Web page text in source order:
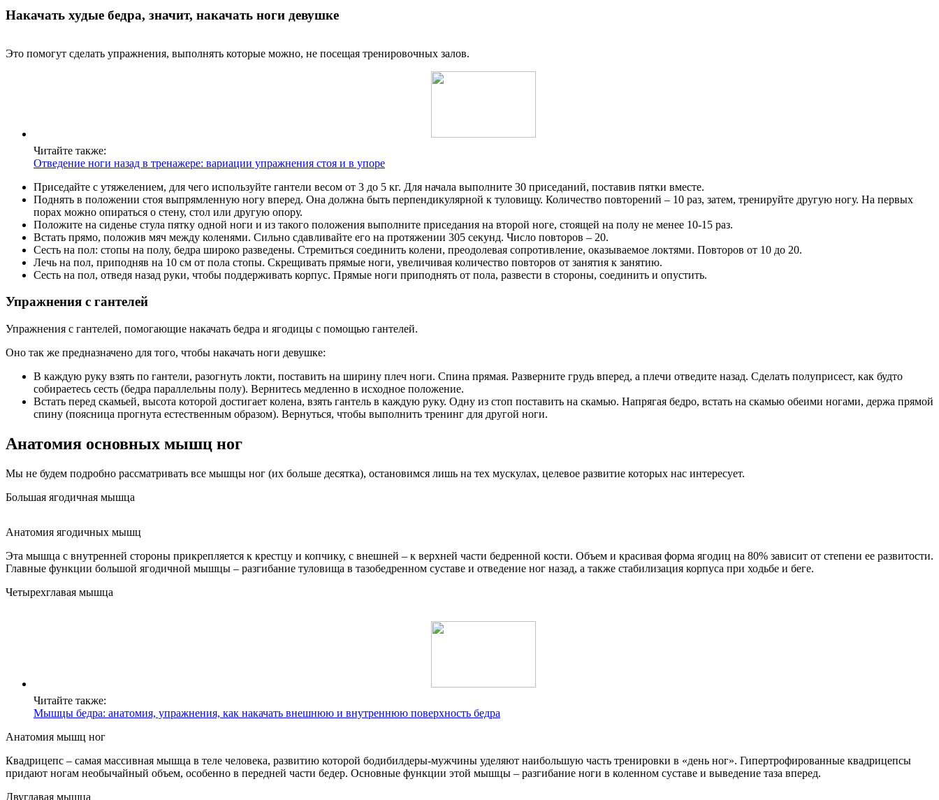
Накачать худые бедра, значит, накачать ноги девушке
Это помогут сделать упражнения, выполнять которые можно, не посещая тренировочных залов.
Читайте также:
Отведение ноги назад в тренажере: вариации упражнения стоя и в упоре
Приседайте с утяжелением, для чего используйте гантели весом от 3 до 5 кг. Для начала выполните 30 приседаний, поставив пятки вместе.
Поднять в положении стоя выпрямленную ногу вперед. Она должна быть перпендикулярной к туловищу. Количество повторений – 10 раз, затем, тренируйте другую ногу. На первых
порах можно опираться о стену, стол или другую опору.
Положите на сиденье стула пятку одной ноги и из такого положения выполните приседания на второй ноге, стоящей на полу не менее 10-15 раз.
Встать прямо, положив мяч между коленями. Сильно сдавливайте его на протяжении 305 секунд. Число повторов – 20.
Сесть на пол: стопы на полу, бедра широко разведены. Стремиться соединить колени, преодолевая сопротивление, оказываемое локтями. Повторов от 10 до 20.
Лечь на пол, приподняв на 10 см от пола стопы. Скрещивать прямые ноги, увеличивая количество повторов от занятия к занятию.
Сесть на пол, отведя назад руки, чтобы поддерживать корпус. Прямые ноги приподнять от пола, развести в стороны, соединить и опустить.
Упражнения с гантелей
Упражнения с гантелей, помогающие накачать бедра и ягодицы с помощью гантелей.
Оно так же предназначено для того, чтобы накачать ноги девушке:
В каждую руку взять по гантели, разогнуть локти, поставить на ширину плеч ноги. Спина прямая. Разверните грудь вперед, а плечи отведите назад. Сделать полуприсест, как будто
собираетесь сесть (бедра параллельны полу). Вернитесь медленно в исходное положение.
Встать перед скамьей, высота которой достигает колена, взять гантель в каждую руку. Одну из стоп поставить на скамью. Напрягая бедро, встать на скамью обеими ногами, держа прямой
спину (поясница прогнута естественным образом). Вернуться, чтобы выполнить тренинг для другой ноги.
Анатомия основных мышц ног
Мы не будем подробно рассматривать все мышцы ног (их больше десятка), остановимся лишь на тех мускулах, целевое развитие которых нас интересует.
Большая ягодичная мышца
Анатомия ягодичных мышц
Эта мышца с внутренней стороны прикрепляется к крестцу и копчику, с внешней – к верхней части бедренной кости. Объем и красивая форма ягодиц на 80% зависит от степени ее развитости.
Главные функции большой ягодичной мышцы – разгибание туловища в тазобедренном суставе и отведение ног назад, а также стабилизация корпуса при ходьбе и беге.
Четырехглавая мышца
Читайте также:
Мышцы бедра: анатомия, упражнения, как накачать внешнюю и внутреннюю поверхность бедра
Анатомия мышц ног
Квадрицепс – самая массивная мышца в теле человека, развитию которой бодибилдеры-мужчины уделяют наибольшую часть тренировки в «день ног». Гипертрофированные квадрицепсы
придают ногам необычайный объем, особенно в передней части бедер. Основные функции этой мышцы – разгибание ноги в коленном суставе и выведение таза вперед.
Двуглавая мышца